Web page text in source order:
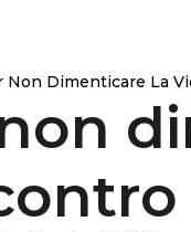
Non Dimenticare La